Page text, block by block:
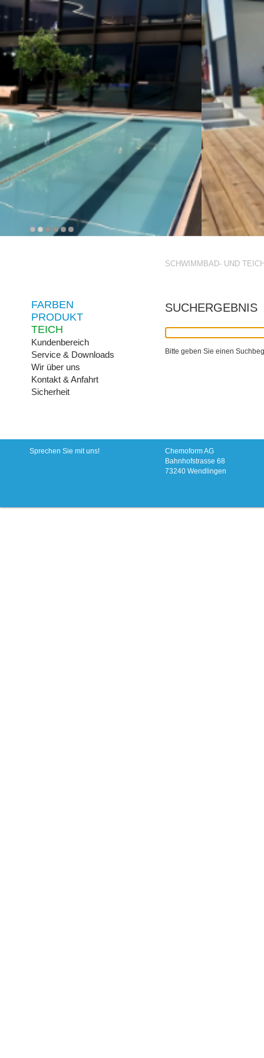
SCHWIMMBAD- UND
FARBEN
PRODUKT
TEICH
Kundenbereich
Service & Downloads
Wir über uns
Kontakt & Anfahrt
Sicherheit
SUCHERGEBNIS
Bitte geben Sie einen
Sprechen Sie mit uns!
Chemoform AG
Bahnhofstrasse 68
73240 Wendlingen